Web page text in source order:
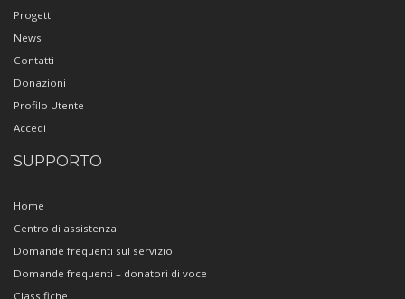
Progetti
News
Contatti
Donazioni
Profilo Utente
Accedi
SUPPORTO
Home
Centro di assistenza
Domande frequenti sul servizio
Domande frequenti – donatori di voce
Classifiche